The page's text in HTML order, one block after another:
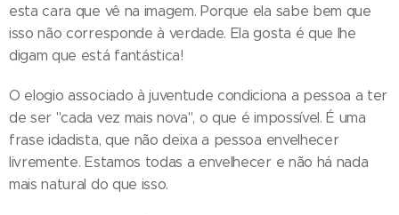
esta cara que vê na imagem. Porque ela sabe bem que
isso não corresponde à verdade. Ela gosta é que lhe
digam que está fantástica!
O elogio associado à juventude condiciona a pessoa a ter
de ser "cada vez mais nova", o que é impossível. É uma
frase idadista, que não deixa a pessoa envelhecer
livremente. Estamos todas a envelhecer e não há nada
mais natural do que isso.